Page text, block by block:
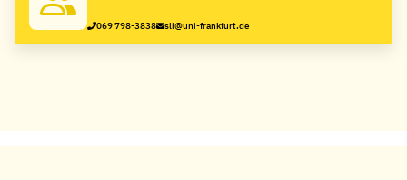
069 798-3838 sli@uni-frankfurt.de